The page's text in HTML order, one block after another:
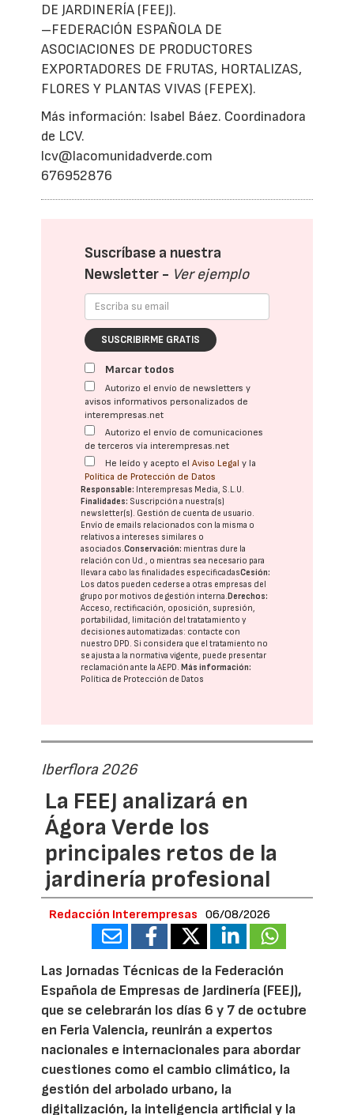
DE JARDINERÍA (FEEJ).
–FEDERACIÓN ESPAÑOLA DE
ASOCIACIONES DE PRODUCTORES
EXPORTADORES DE FRUTAS, HORTALIZAS,
FLORES Y PLANTAS VIVAS (FEPEX).
Más información: Isabel Báez. Coordinadora
de LCV.
lcv@lacomunidadverde.com
676952876
Suscríbase a nuestra
Newsletter - Ver ejemplo
SUSCRIBIRME GRATIS
Marcar todos
Autorizo el envío de newsletters y
avisos informativos personalizados de
interempresas.net
Autorizo el envío de comunicaciones
de terceros vía interempresas.net
He leído y acepto elAviso Legal y la
Política de Protección de Datos
Responsable: Interempresas Media, S.L.U.
Finalidades: Suscripción a nuestra(s)
newsletter(s). Gestión de cuenta de usuario.
Envío de emails relacionados con la misma o
relativos a intereses similares o
asociados.Conservación: mientras dure la
relación con Ud., o mientras sea necesario para
llevar a cabo las finalidades especificadasCesión:
Los datos pueden cederse a otras empresas del
grupo por motivos de gestión interna.Derechos:
Acceso, rectificación, oposición, supresión,
portabilidad, limitación del tratatamiento y
decisiones automatizadas: contacte con
nuestro DPD. Si considera que el tratamiento no
se ajusta a la normativa vigente, puede presentar
reclamación ante laAEPD.Más información:
Política de Protección de Datos
Iberflora 2026
La FEEJ analizará en
Ágora Verde los
principales retos de la
jardinería profesional
Redacción Interempresas 06/08/2026
Las Jornadas Técnicas de la Federación
Española de Empresas de Jardinería (FEEJ),
que se celebrarán los días 6 y 7 de octubre
en Feria Valencia, reunirán a expertos
nacionales e internacionales para abordar
cuestiones como el cambio climático, la
gestión del arbolado urbano, la
digitalización, la inteligencia artificial y la